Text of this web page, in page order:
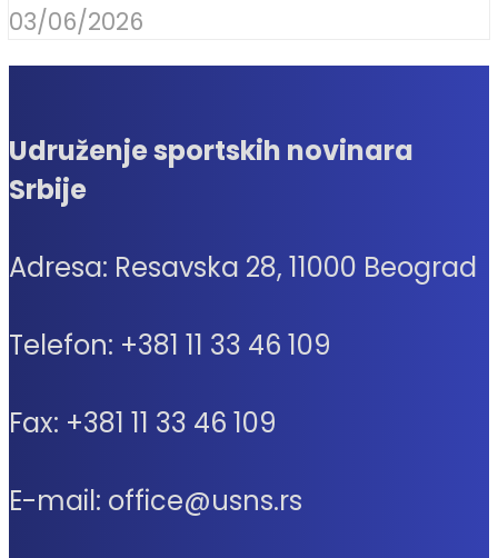
03/06/2026
Udruženje sportskih novinara
Srbije
Adresa: Resavska 28, 11000 Beograd
Telefon: +381 11 33 46 109
Fax: +381 11 33 46 109
E-mail: office@usns.rs